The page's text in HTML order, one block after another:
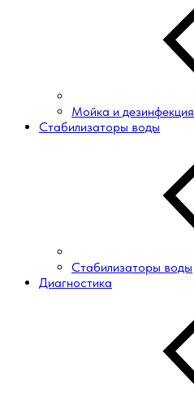
Мойка и дезинфекция
Стабилизаторы воды
Стабилизаторы воды
Диагностика